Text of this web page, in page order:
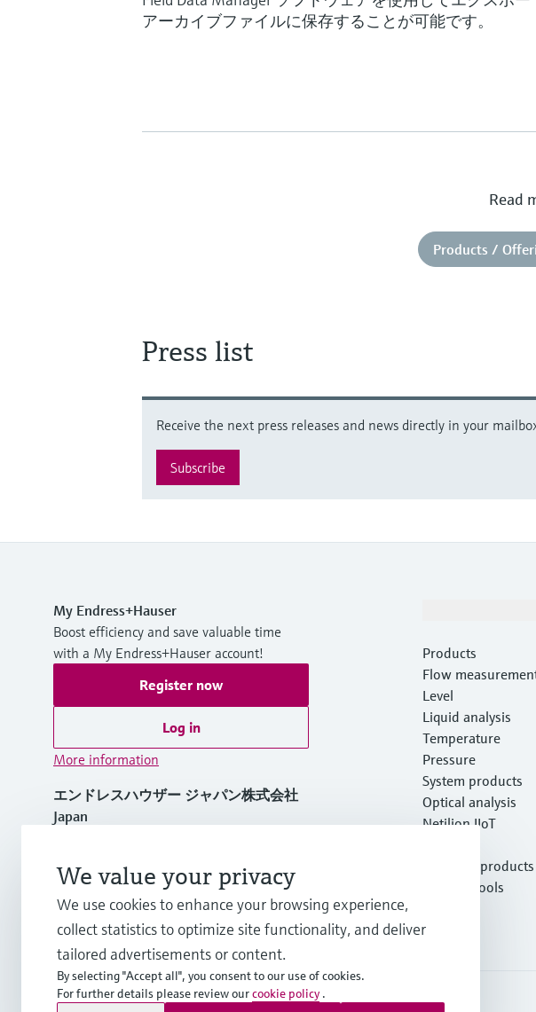
アーカイブファイルに保存することが可能です。
Read
Products /
Press list
Receive the next press releases and news directly in your
Subscribe
My Endress+Hauser
Boost efficiency and save valuable time
with a My Endress+Hauser account!
Register now
Log in
More information
エンドレスハウザー ジャパン株式会社
Japan
+81 3-4555-1911
Products
Flow
Level
Liquid analysis
Temperature
Pressure
System products
Optical analysis
Netilion IIoT
Featured products
Product tools
We value your privacy
We use cookies to enhance your browsing experience,
collect statistics to optimize site functionality, and deliver
tailored advertisements or content.
By selecting "Accept all", you consent to our use of cookies.
For further details please review ourcookie policy .